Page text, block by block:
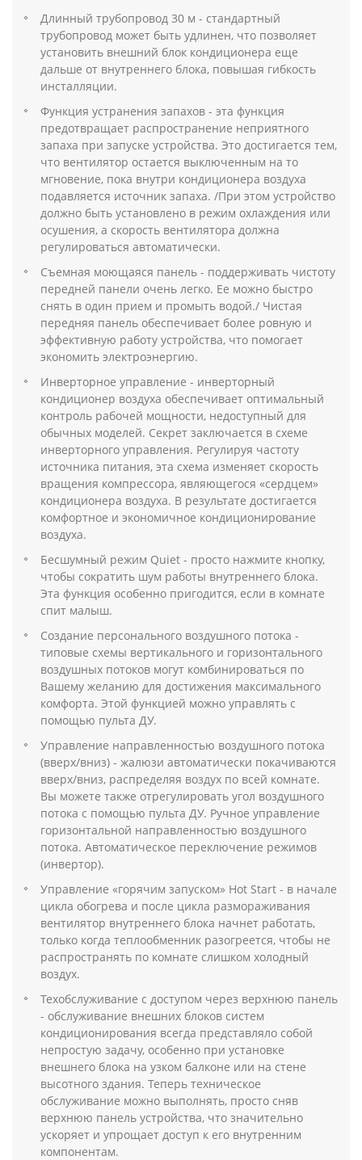
Длинный трубопровод 30 м - стандартный
трубопровод может быть удлинен, что позволяет
установить внешний блок кондиционера еще
дальше от внутреннего блока, повышая гибкость
инсталляции.
Функция устранения запахов - эта функция
предотвращает распространение неприятного
запаха при запуске устройства. Это достигается тем,
что вентилятор остается выключенным на то
мгновение, пока внутри кондиционера воздуха
подавляется источник запаха. /При этом устройство
должно быть установлено в режим охлаждения или
осушения, а скорость вентилятора должна
регулироваться автоматически.
Съемная моющаяся панель - поддерживать чистоту
передней панели очень легко. Ее можно быстро
снять в один прием и промыть водой./ Чистая
передняя панель обеспечивает более ровную и
эффективную работу устройства, что помогает
экономить электроэнергию.
Инверторное управление - инверторный
кондиционер воздуха обеспечивает оптимальный
контроль рабочей мощности, недоступный для
обычных моделей. Секрет заключается в схеме
инверторного управления. Регулируя частоту
источника питания, эта схема изменяет скорость
вращения компрессора, являющегося «сердцем»
кондиционера воздуха. В результате достигается
комфортное и экономичное кондиционирование
воздуха.
Бесшумный режим Quiet - просто нажмите кнопку,
чтобы сократить шум работы внутреннего блока.
Эта функция особенно пригодится, если в комнате
спит малыш.
Создание персонального воздушного потока -
типовые схемы вертикального и горизонтального
воздушных потоков могут комбинироваться по
Вашему желанию для достижения максимального
комфорта. Этой функцией можно управлять с
помощью пульта ДУ.
Управление направленностью воздушного потока
(вверх/вниз) - жалюзи автоматически покачиваются
вверх/вниз, распределяя воздух по всей комнате.
Вы можете также отрегулировать угол воздушного
потока с помощью пульта ДУ. Ручное управление
горизонтальной направленностью воздушного
потока. Автоматическое переключение режимов
(инвертор).
Управление «горячим запуском» Hot Start - в начале
цикла обогрева и после цикла размораживания
вентилятор внутреннего блока начнет работать,
только когда теплообменник разогреется, чтобы не
распространять по комнате слишком холодный
воздух.
Техобслуживание с доступом через верхнюю панель
- обслуживание внешних блоков систем
кондиционирования всегда представляло собой
непростую задачу, особенно при установке
внешнего блока на узком балконе или на стене
высотного здания. Теперь техническое
обслуживание можно выполнять, просто сняв
верхнюю панель устройства, что значительно
ускоряет и упрощает доступ к его внутренним
компонентам.